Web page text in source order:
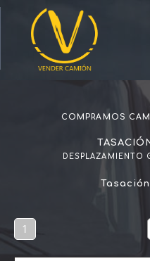
COMPRAMOS
DESPLAZAMIENTO
1